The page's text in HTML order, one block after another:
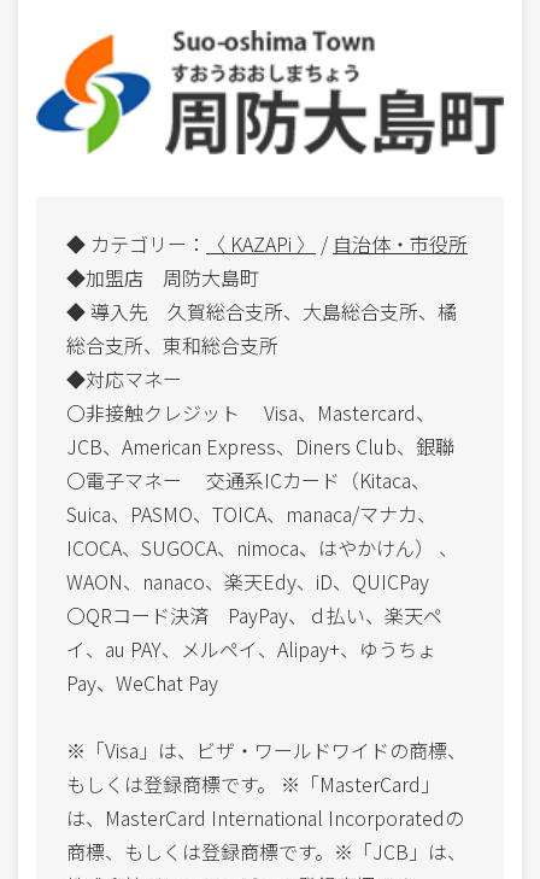
◆ カテゴリー： 〈 KAZAPi 〉 / 自治体・市役所
◆加盟店 周防大島町
◆ 導入先 久賀総合支所、大島総合支所、橘
総合支所、東和総合支所
◆対応マネー
〇非接触クレジット Visa、Mastercard、
JCB、American Express、Diners Club、銀聯
〇電子マネー 交通系ICカード（Kitaca、
Suica、PASMO、TOICA、manaca/マナカ、
ICOCA、SUGOCA、nimoca、はやかけん） 、
WAON、nanaco、楽天Edy、iD、QUICPay
〇QRコード決済 PayPay、ｄ払い、楽天ペ
イ、au PAY、メルペイ、Alipay+、ゆうちょ
Pay、WeChat Pay
※「Visa」は、ビザ・ワールドワイドの商標、
もしくは登録商標です。 ※「MasterCard」
は、MasterCard International Incorporatedの
商標、もしくは登録商標です。※「JCB」は、